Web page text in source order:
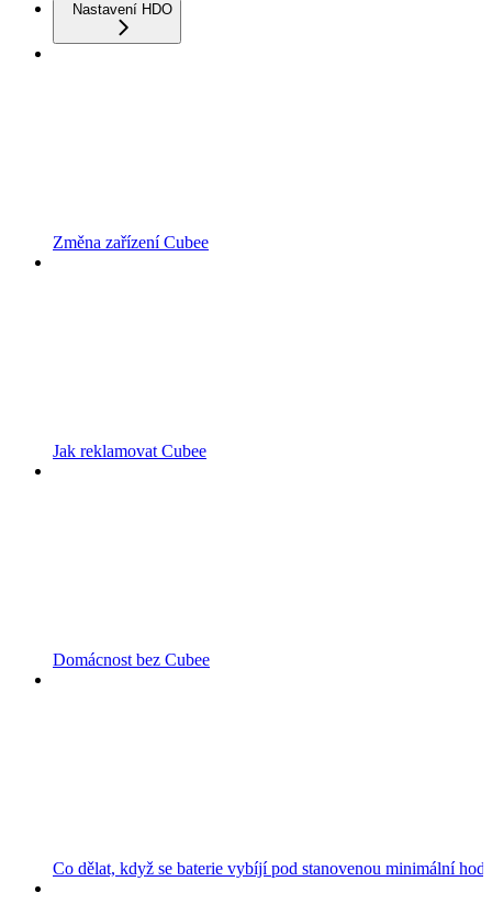
Nastavení HDO
Změna zařízení Cubee
Jak reklamovat Cubee
Domácnost bez Cubee
Co dělat, když se baterie vybíjí pod stanovenou minimální